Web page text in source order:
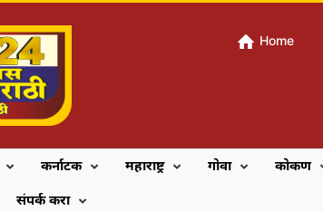
Home
कर्नाटक महाराष्ट्र गोवा कोकण
संपर्क करा